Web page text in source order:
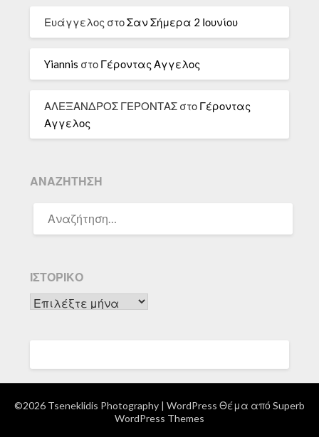
Ευάγγελος στοΣαν Σήμερα 2 Ιουνίου
Yiannis στο Γέροντας Αγγελος
ΑΛΕΞΑΝΔΡΟΣ ΓΕΡΟΝΤΑΣ στο Γέροντας
Αγγελος
ΑΝΑΖΉΤΗΣΗ
ΓΙΑ:
ΙΣΤΟΡΙΚΌ
Ιστορικό
©2026 Tseneklidis Photography | WordPress Θέμα από Superb
WordPress Themes